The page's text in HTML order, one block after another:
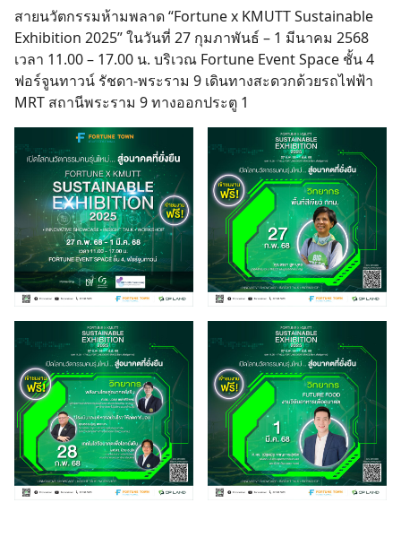
Search
for:
สายนวัตกรรมห้ามพลาด “Fortune x KMUTT Sustainable
Exhibition 2025” ในวันที่ 27 กุมภาพันธ์ – 1 มีนาคม 2568
เวลา 11.00 – 17.00 น. บริเวณ Fortune Event Space ชั้น 4
ฟอร์จูนทาวน์ รัชดา-พระราม 9 เดินทางสะดวกด้วยรถไฟฟ้า
MRT สถานีพระราม 9 ทางออกประตู 1